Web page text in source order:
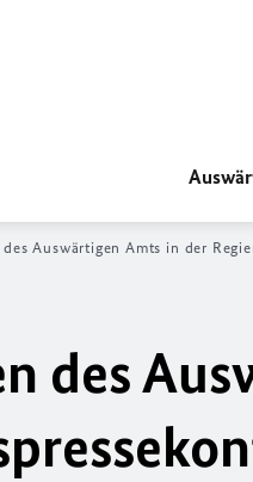
Auswärtigen Amts in der
des